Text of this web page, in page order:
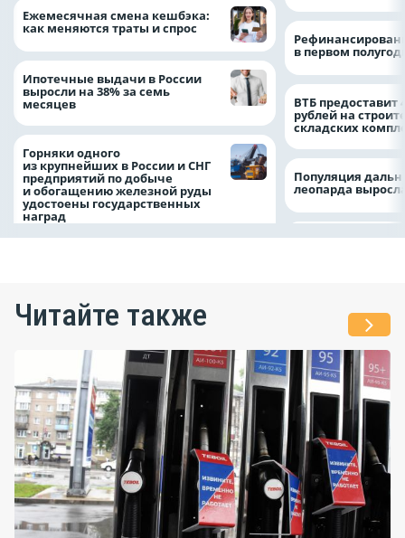
Ежемесячная смена кешбэка:
как меняются траты и спрос
Ипотечные выдачи в России
выросли на 38% за семь
месяцев
Горняки одного
из крупнейших в России и СНГ
предприятий по добыче
и обогащению железной руды
удостоены государственных
наград
в первом
ВТБ предоставит
рублей на
складских
Популяция
леопарда
Читайте также